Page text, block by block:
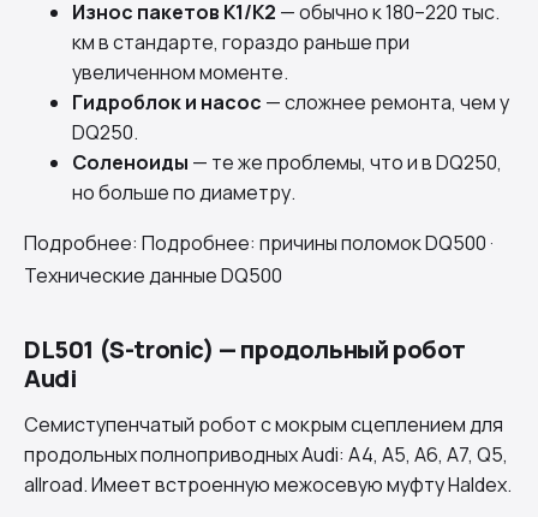
Износ пакетов K1/K2 — обычно к 180–220 тыс.
км в стандарте, гораздо раньше при
увеличенном моменте.
Гидроблок и насос — сложнее ремонта, чем у
DQ250.
Соленоиды — те же проблемы, что и в DQ250,
но больше по диаметру.
Подробнее: Подробнее: причины поломок DQ500 ·
Технические данные DQ500
DL501 (S-tronic) — продольный робот
Audi
Семиступенчатый робот с мокрым сцеплением для
продольных полноприводных Audi: A4, A5, A6, A7, Q5,
allroad. Имеет встроенную межосевую муфту Haldex.